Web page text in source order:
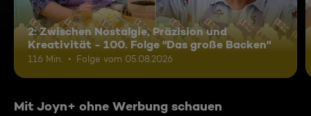
2: Zwischen Nostalgie, Präzision und
Kreativität - 100. Folge "Das große Backen"
116 Min. Folge vom 05.08.2026
Mit Joyn+ ohne Werbung schauen